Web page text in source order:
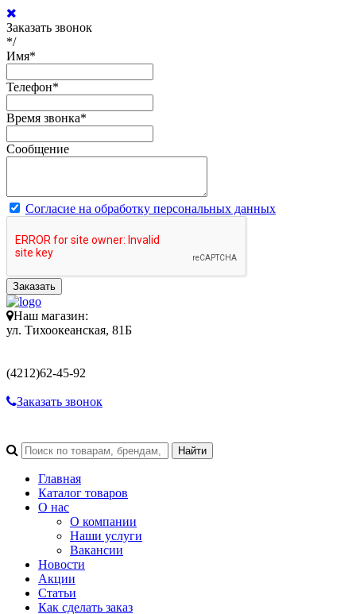
Заказать звонок
*/
Имя*
Телефон*
Время звонка*
Сообщение
Согласие на обработку персональных данных
Заказать
Наш магазин:
ул. Тихоокеанская, 81Б
(4212)62-45-92
Заказать звонок
Главная
Каталог товаров
О нас
О компании
Наши услуги
Вакансии
Новости
Акции
Статьи
Как сделать заказ